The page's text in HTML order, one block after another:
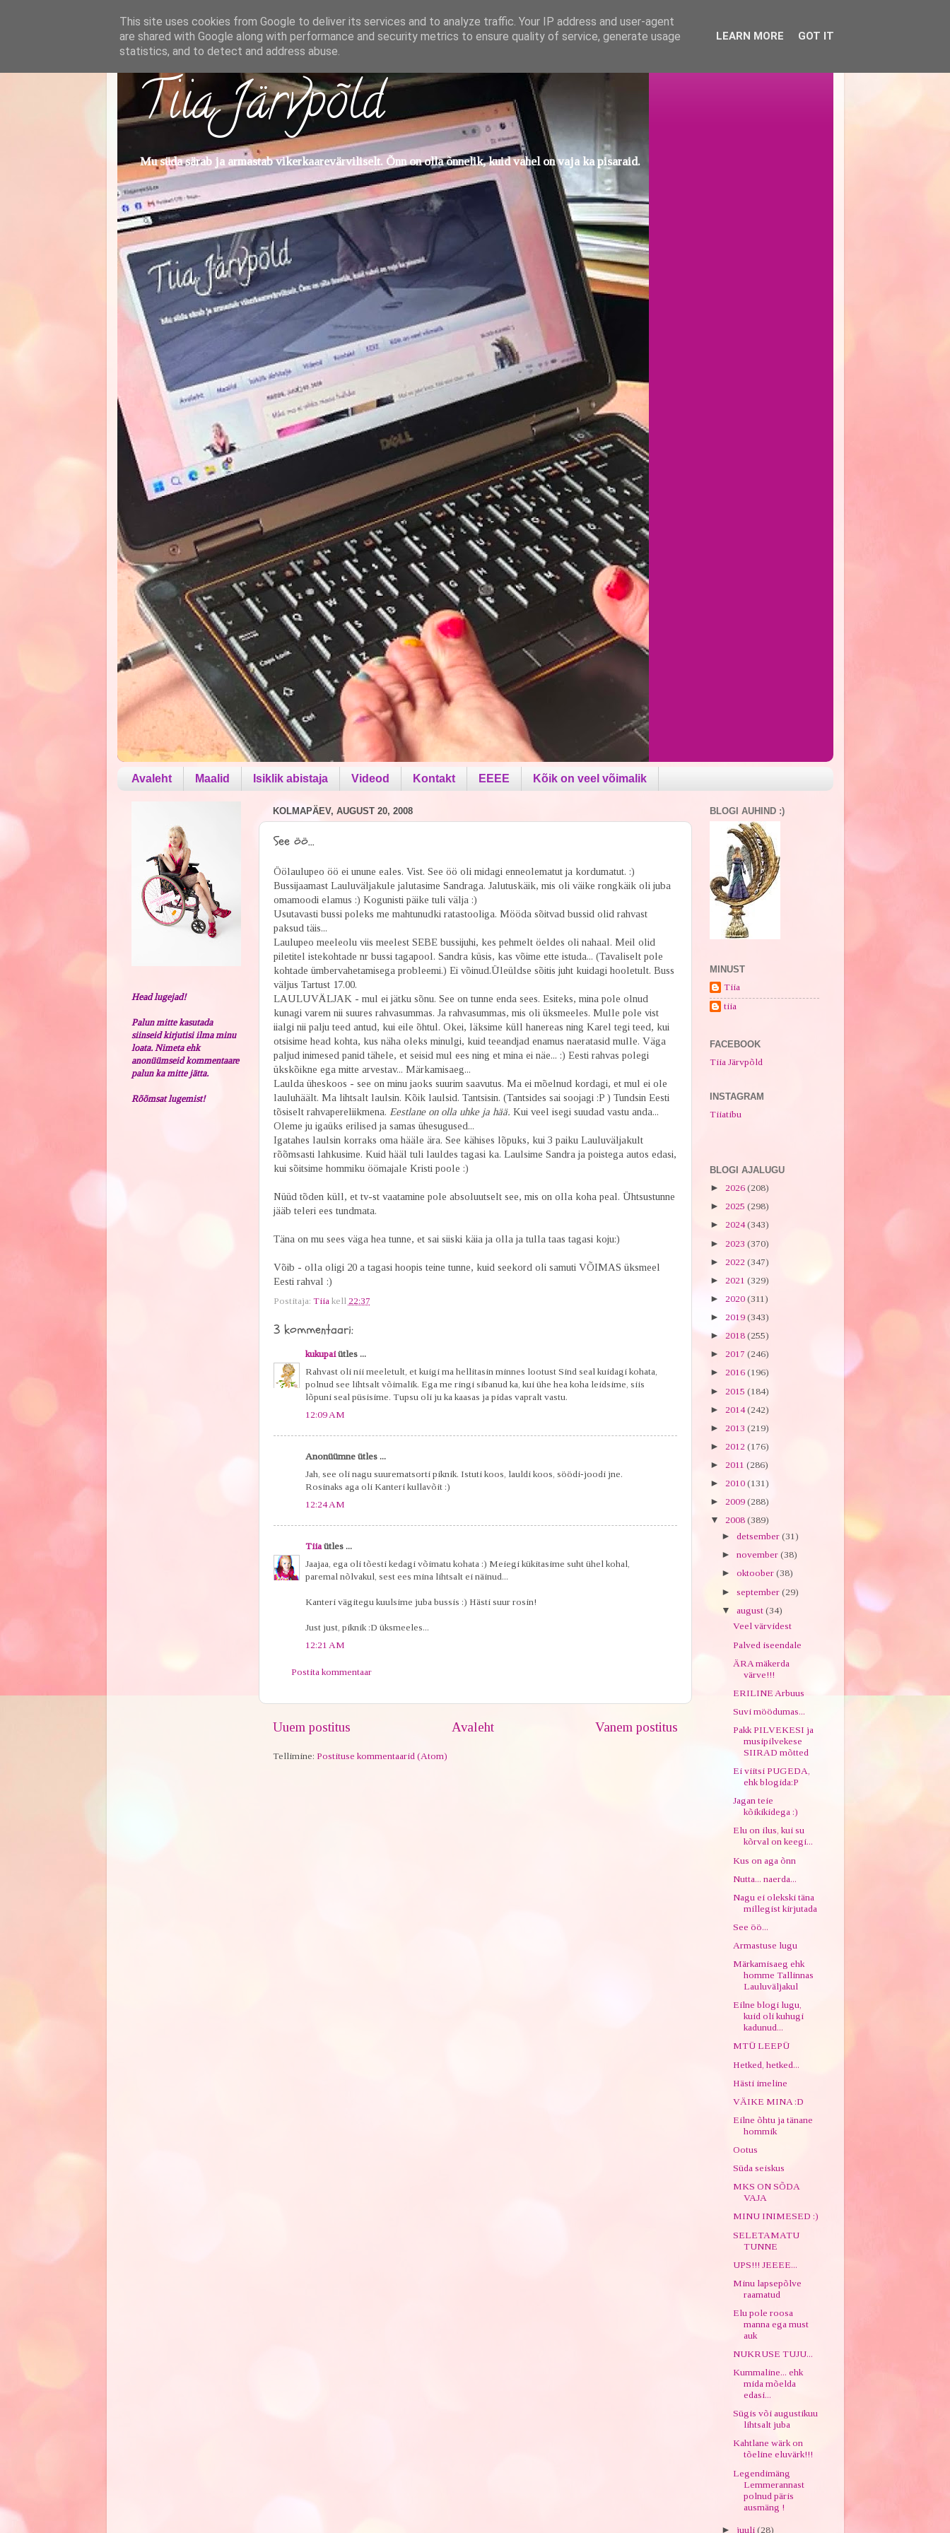
Tiia Järvpõld
Mu süda särab ja armastab vikerkaarevärviliselt. Õnn on olla õnnelik, kuid vahel on vaja ka pisaraid.
Avaleht Maalid Isiklik abistaja Videod Kontakt EEEE Kõik on veel võimalik
KOLMAPÄEV, AUGUST 20, 2008
See öö...
Öölaulupeo öö ei unune eales. Vist. See öö oli midagi enneolematut ja kordumatut. :)
Bussijaamast Lauluväljakule jalutasime Sandraga. Jalutuskäik, mis oli väike rongkäik oli juba
omamoodi elamus :) Kogunisti päike tuli välja :)
Usutavasti bussi poleks me mahtunudki ratastooliga. Mööda sõitvad bussid olid rahvast
paksud täis...
Laulupeo meeleolu viis meelest SEBE bussijuhi, kes pehmelt öeldes oli nahaal. Meil olid
piletitel istekohtade nr bussi tagapool. Sandra küsis, kas võime ette istuda... (Tavaliselt pole
kohtade ümbervahetamisega probleemi.) Ei võinud.Üleüldse sõitis juht kuidagi hooletult. Buss
väljus Tartust 17.00.
LAULUVÄLJAK - mul ei jätku sõnu. See on tunne enda sees. Esiteks, mina pole olnud
kunagi varem nii suures rahvasummas. Ja rahvasummas, mis oli üksmeeles. Mulle pole vist
iialgi nii palju teed antud, kui eile õhtul. Okei, läksime küll hanereas ning Karel tegi teed, kui
otsisime head kohta, kus näha oleks minulgi, kuid teeandjad enamus naeratasid mulle. Väga
paljud inimesed panid tähele, et seisid mul ees ning et mina ei näe... :) Eesti rahvas polegi
ükskõikne ega mitte arvestav... Märkamisaeg...
Laulda üheskoos - see on minu jaoks suurim saavutus. Ma ei mõelnud kordagi, et mul ei ole
lauluhäält. Ma lihtsalt laulsin. Kõik laulsid. Tantsisin. (Tantsides sai soojagi :P ) Tundsin Eesti
tõsiselt rahvapereliikmena. Eestlane on olla uhke ja hää. Kui veel isegi suudad vastu anda...
Oleme ju igaüks erilised ja samas ühesugused...
Igatahes laulsin korraks oma hääle ära. See kähises lõpuks, kui 3 paiku Lauluväljakult
rõõmsasti lahkusime. Kuid hääl tuli lauldes tagasi ka. Laulsime Sandra ja poistega autos edasi,
kui sõitsime hommiku öömajale Kristi poole :)
Nüüd tõden küll, et tv-st vaatamine pole absoluutselt see, mis on olla koha peal. Ühtsustunne
jääb teleri ees tundmata.
Täna on mu sees väga hea tunne, et sai siiski käia ja olla ja tulla taas tagasi koju:)
Võib - olla oligi 20 a tagasi hoopis teine tunne, kuid seekord oli samuti VÕIMAS üksmeel
Eesti rahval :)
Postitaja: Tiia kell 22:37
3 kommentaari:
kukupaiütles ...
Rahvast oli nii meeletult, et kuigi ma hellitasin minnes lootust Sind seal kuidagi kohata,
polnud see lihtsalt võimalik. Ega me ringi sibanud ka, kui ühe hea koha leidsime, siis
lõpuni seal püsisime. Tupsu oli ju ka kaasas ja pidas vapralt vastu.
12:09 AM
Anonüümne ütles ...
Jah, see oli nagu suurematsorti piknik. Istuti koos, lauldi koos, söödi-joodi jne.
Rosinaks aga oli Kanteri kullavõit :)
12:24 AM
Tiiaütles ...
Jaajaa, ega oli tõesti kedagi võimatu kohata :) Meiegi kükitasime suht ühel kohal,
paremal nõlvakul, sest ees mina lihtsalt ei näinud...
Kanteri vägitegu kuulsime juba bussis :) Hästi suur rosin!
Just just, piknik :D üksmeeles...
12:21 AM
Postita kommentaar
Uuem postitus Vanem postitus
Avaleht
Tellimine: Postituse kommentaarid (Atom)
Head lugejad!
Palun mitte kasutada
siinseid kirjutisi ilma minu
loata. Nimeta ehk
anonüümseid kommentaare
palun ka mitte jätta.
Rõõmsat lugemist!
BLOGI AUHIND :)
MINUST
Tiia
tiia
FACEBOOK
Tiia Järvpõld
INSTAGRAM
Tiiatibu
BLOGI AJALUGU
► 2026 (208)
► 2025 (298)
► 2024(343)
► 2023 (370)
► 2022 (347)
► 2021 (329)
► 2020 (311)
► 2019 (343)
► 2018 (255)
► 2017 (246)
► 2016 (196)
► 2015 (184)
► 2014(242)
► 2013 (219)
► 2012 (176)
► 2011 (286)
► 2010 (131)
► 2009 (288)
▼ 2008 (389)
► detsember (31)
► november (38)
► oktoober (38)
► september (29)
▼ august (34)
Veel värvidest
Palved iseendale
ÄRA mäkerda
värve!!!
ERILINE Arbuus
Suvi möödumas...
Pakk PILVEKESI ja
musipilvekese
SIIRAD mõtted
Ei viitsi PUGEDA,
ehk blogida:P
Jagan teie
kõikikidega :)
Elu on ilus, kui su
kõrval on keegi...
Kus on aga õnn
Nutta... naerda...
Nagu ei olekski täna
millegist kirjutada
See öö...
Armastuse lugu
Märkamisaeg ehk
homme Tallinnas
Lauluväljakul
Eilne blogi lugu,
kuid oli kuhugi
kadunud...
MTÜ LEEPÜ
Hetked, hetked...
Hästi imeline
VÄIKE MINA :D
Eilne õhtu ja tänane
hommik
Ootus
Süda seiskus
MKS ON SÕDA
VAJA
MINU INIMESED :)
SELETAMATU
TUNNE
UPS!!! JEEEE...
Minu lapsepõlve
raamatud
Elu pole roosa
manna ega must
auk
NUKRUSE TUJU...
Kummaline... ehk
mida mõelda
edasi...
Sügis või augustikuu
lihtsalt juba
Kahtlane wärk on
tõeline eluvärk!!!
Legendimäng
Lemmerannast
polnud päris
ausmäng !
► juuli (28)
This site uses cookies from Google to deliver its services and to analyze traffic. Your IP address and user-agent
are shared with Google along with performance and security metrics to ensure quality of service, generate usage
statistics, and to detect and address abuse.
LEARN MORE GOT IT